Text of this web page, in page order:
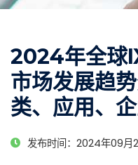
2024年全球
市场发展趋
类、应用、
发布时间：2024年09月